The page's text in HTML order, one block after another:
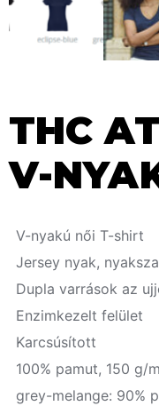
THC
V-
V-nyakú női T-shirt
Jersey nyak,
Dupla varrások az
Enzimkezelt felület
Karcsúsított
100% pamut, 150 g/
grey-melange: 90%